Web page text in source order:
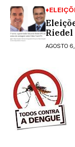
Riedel
turno
AGOSTO